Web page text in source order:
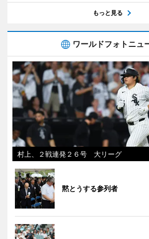
もっと見る
ワールドフォトニュ
村上、２戦連発２６号 大リーグ
黙とうする参列者